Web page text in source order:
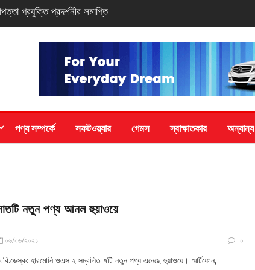
সিরিজ স্মার্টফোন
পণ্য সম্পর্কে সফটওয়্যার গেমস স্বাক্ষাতকার অন্যান্য
নতুন পণ্য আনল হুয়াওয়ে
০৬/০৬/২০২১ ০
হারমোনি ওএস ২ সম্বলিত ৭টি নতুন পণ্য এনেছে হুয়াওয়ে। স্মার্টফোন,